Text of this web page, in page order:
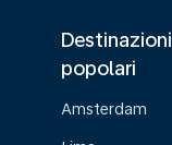
Destinazioni
popolari
Amsterdam